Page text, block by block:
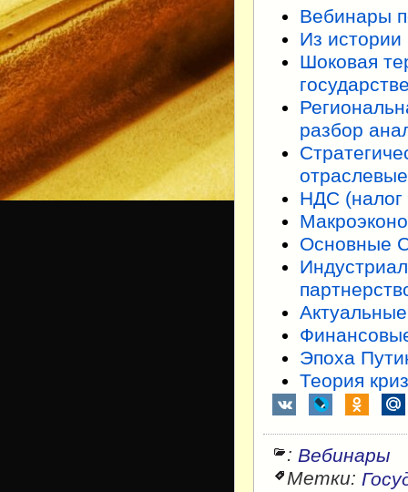
Вебинары
Из истории
Шоковая
разбор
НДС (налог
Основные
Эпоха
Теория
: Вебинары
Метки: